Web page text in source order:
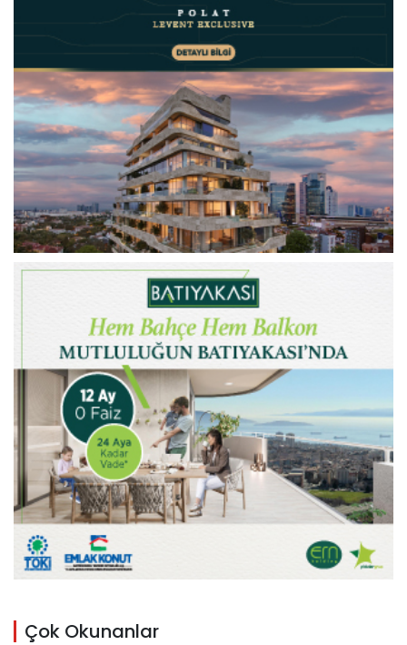
Çok Okunanlar